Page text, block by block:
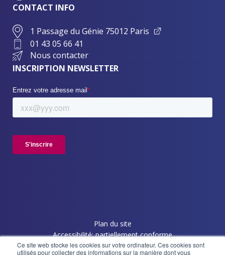
Ce site web stocke les cookies sur votre ordinateur. Ces cookies sont
utilisés pour collecter des informations sur la manière dont vous
CONTACT INFO
1 Passage du Génie 75012 Paris
01 43 05 66 41
Nous contacter
INSCRIPTION NEWSLETTER
Plan du site
Accessibilité: partiellement conforme
Politique de confidentialité